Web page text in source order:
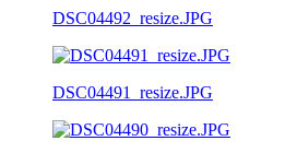
DSC04492_resize.JPG
DSC04491_resize.JPG